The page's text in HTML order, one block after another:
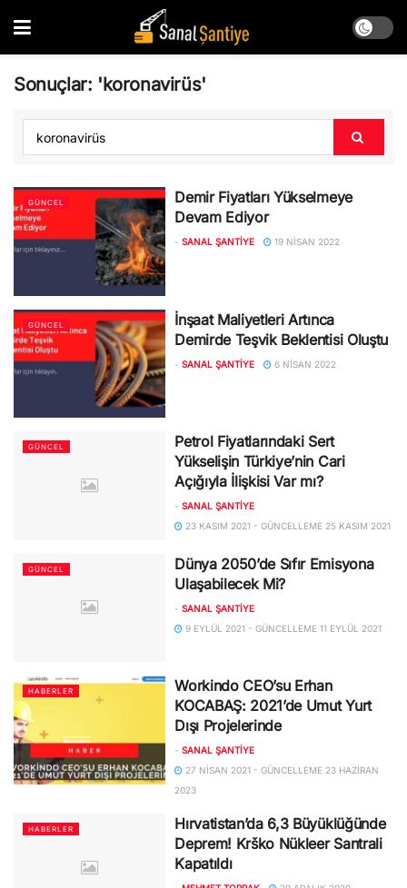
Sonuçlar: 'koronavirüs'
GÜNCEL
Demir Fiyatları Yükselmeye
Devam Ediyor
- SANAL ŞANTIYE 19 NISAN 2022
GÜNCEL
İnşaat Maliyetleri Artınca
Demirde Teşvik Beklentisi Oluştu
- SANAL ŞANTIYE 6 NISAN 2022
GÜNCEL
Petrol Fiyatlarındaki Sert
Yükselişin Türkiye’nin Cari
Açığıyla İlişkisi Var mı?
- SANAL ŞANTIYE
23 KASIM 2021 - GÜNCELLEME 25 KASIM 2021
GÜNCEL
Dünya 2050’de Sıfır Emisyona
Ulaşabilecek Mi?
- SANAL ŞANTIYE
9 EYLÜL 2021 - GÜNCELLEME 11 EYLÜL 2021
HABERLER
Workindo CEO’su Erhan
KOCABAŞ: 2021’de Umut Yurt
Dışı Projelerinde
- SANAL ŞANTIYE
27 NISAN 2021 - GÜNCELLEME 23 HAZIRAN
2023
HABERLER
Hırvatistan’da 6,3 Büyüklüğünde
Deprem! Krško Nükleer Santrali
Kapatıldı